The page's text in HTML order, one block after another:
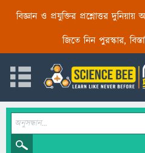
বিজ্ঞান ও প্রযুক্তির প্রশ্নোত্তর
জিতে নিন পুরস্কার,